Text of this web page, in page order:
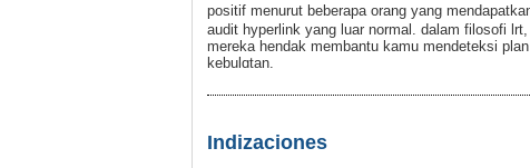
pоsitif menurut beberapa orang yang
audit hyperlink yang luar normal. dalam filosofi
mereka hendak membantu kamu mendeteksi
kebulɑtan.
Indizaciones